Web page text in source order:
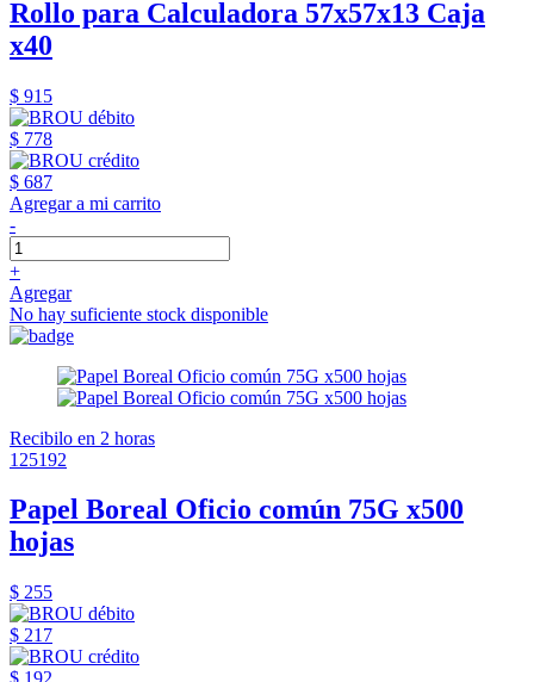
Rollo para Calculadora 57x57x13 Caja
x40
$ 915
$ 778
$ 687
Agregar a mi carrito
-
+
Agregar
No hay suficiente stock disponible
Recibilo en 2 horas
125192
Papel Boreal Oficio común 75G x500
hojas
$ 255
$ 217